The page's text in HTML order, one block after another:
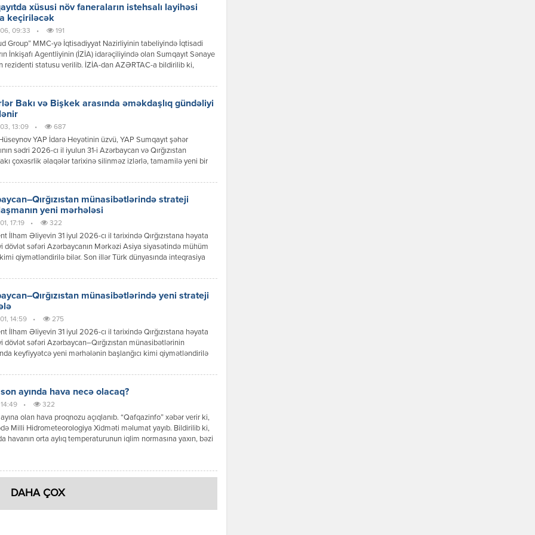
xüsusi növ faneraların istehsalı layihəsi
keçiriləcək
09:33 • 191
Group” MMC-yə İqtisadiyyat Nazirliyinin tabeliyində İqtisadi
İnkişafı Agentliyinin (İZİA) idarəçiliyində olan Sumqayıt Sənaye
rezidenti statusu verilib. İZİA-dan AZƏRTAC-a bildirilib ki,
çərçivəsində 100-dən çox iş yerinin yaradılması nəzərdə tutulur.
Bakı və Bişkek arasında əməkdaşlıq gündəliyi
13:09 • 687
YAP İdarə Heyətinin üzvü, YAP Sumqayıt şəhər
sədri 2026-cı il iyulun 31-i Azərbaycan və Qırğızıstan
çoxəsrlik əlaqələr tarixinə silinməz izlərlə, tamamilə yeni bir
Respublikasının Prezidenti İlham Əliyevin Qırğız
icrası deyildi; bu, ortaq köklərə, […]münasibətlərində strateji
yeni mərhələsi
17:19 • 322
İlham Əliyevin 31 iyul 2026-cı il tarixində Qırğızıstana həyata
dövlət səfəri Azərbaycanın Mərkəzi Asiya siyasətində mühüm
qiymətləndirilə bilər. Son illər Türk dünyasında inteqrasiya
də yeni məzmun qazanır. Dövlət başçılarının görüşü zamanı
[…]
münasibətlərində yeni strateji
14:59 • 275
İlham Əliyevin 31 iyul 2026-cı il tarixində Qırğızıstana həyata
dövlət səfəri Azərbaycan–Qırğızıstan münasibətlərinin
keyfiyyətcə yeni mərhələnin başlanğıcı kimi qiymətləndirilə
qəbul edilən qərarlar və verilən siyasi mesajlar göstərir ki,
səviyyəsinə yüksəltmək əzmindədir. Prezident İlham Əliyevin
münasibətləri […]
son ayında hava necə olacaq?
• 322
olan hava proqnozu açıqlanıb. “Qafqazinfo” xəbər verir ki,
Milli Hidrometeorologiya Xidməti məlumat yayıb. Bildirilib ki,
havanın orta aylıq temperaturunun iqlim normasına yaxın, bəzi
ölkə ərazisində əksər rayonlarda əsasən yağmursuz hava […]
DAHA ÇOX